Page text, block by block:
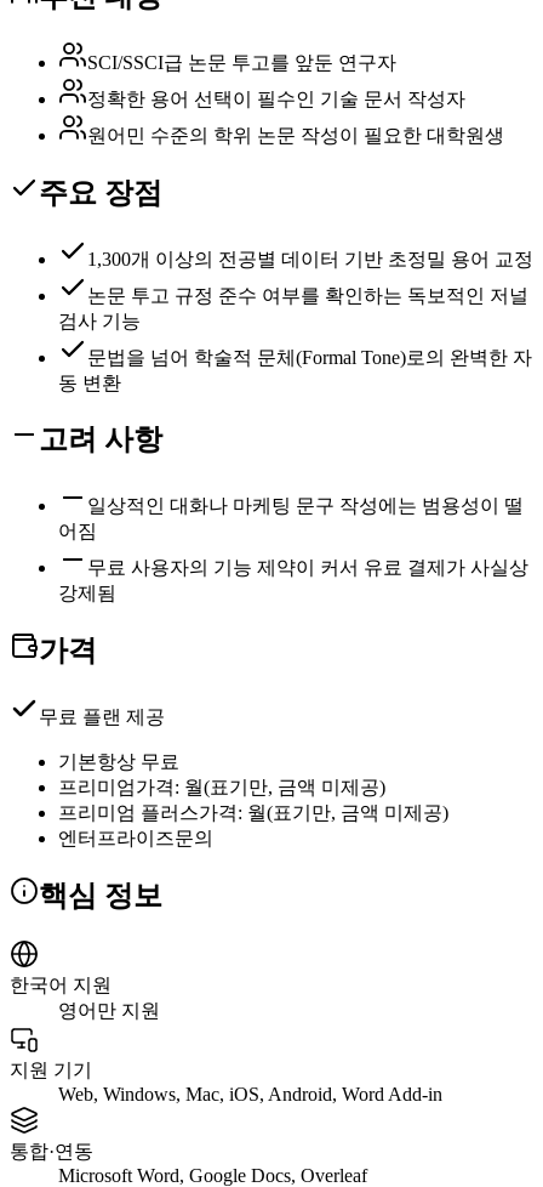
SCI/SSCI급 논문 투고를 앞둔 연구자
정확한 용어 선택이 필수인 기술 문서 작성자
원어민 수준의 학위 논문 작성이 필요한 대학원생
주요 장점
1,300개 이상의 전공별 데이터 기반 초정밀 용어 교정
논문 투고 규정 준수 여부를 확인하는 독보적인 저널
검사 기능
문법을 넘어 학술적 문체(Formal Tone)로의 완벽한 자
동 변환
고려 사항
일상적인 대화나 마케팅 문구 작성에는 범용성이 떨
어짐
무료 사용자의 기능 제약이 커서 유료 결제가 사실상
강제됨
가격
무료 플랜 제공
기본항상 무료
프리미엄가격: 월(표기만, 금액 미제공)
프리미엄 플러스가격: 월(표기만, 금액 미제공)
엔터프라이즈문의
핵심 정보
한국어 지원
영어만 지원
지원 기기
Web, Windows, Mac, iOS, Android, Word Add-in
통합·연동
Microsoft Word, Google Docs, Overleaf